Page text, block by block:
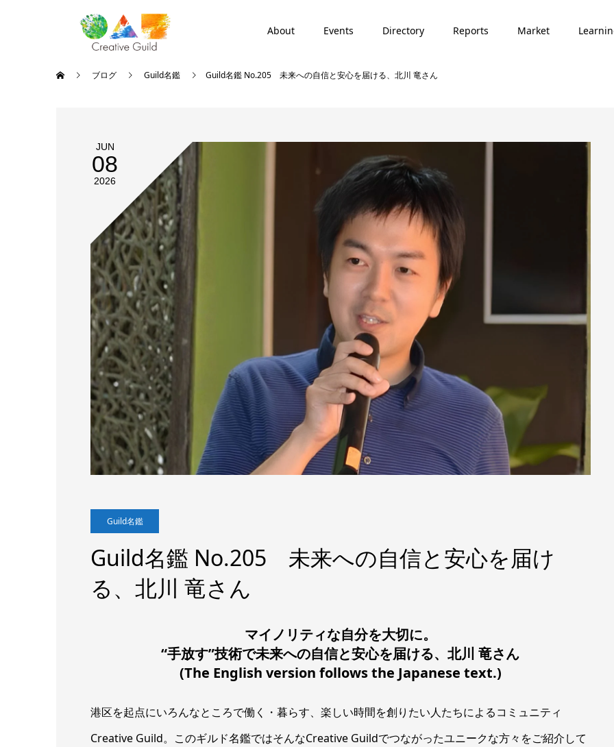
About Events Directory Reports Market
ブログ Guild名鑑 Guild名鑑 No.205 未来への自信と安心を届ける、北川 竜さん
JUN
08
2026
Guild名鑑
Guild名鑑 No.205 未来への自信と安心を届け
る、北川 竜さん
マイノリティな自分を大切に。
“手放す”技術で未来への自信と安心を届ける、北川 竜さん
(The English version follows the Japanese text.)
港区を起点にいろんなところで働く・暮らす、楽しい時間を創りたい人たちによるコミュニティ
Creative Guild。このギルド名鑑ではそんなCreative Guildでつながったユニークな方々をご紹介して